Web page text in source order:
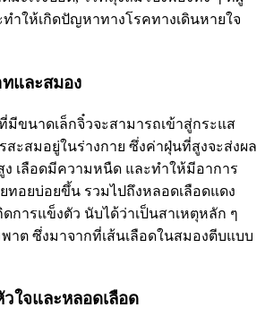
ำให้เกิดปัญหาทางโรคทางเดินหายใจ
ทและสมอง
มีขนาดเล็กจิ๋วจะสามารถเข้าสู่กระแส
สะสมอยู่ในร่างกาย ซึ่งค่าฝุ่นที่สูงจะส่งผล
เลือดมีความหนืด และทำให้มีอาการ
ทอยบ่อยขึ้น รวมไปถึงหลอดเลือดแดง
การแข็งตัว นับได้ว่าเป็นสาเหตุหลัก ๆ
ต ซึ่งมาจากที่เส้นเลือดในสมองตีบแบบ
ใจและหลอดเลือด